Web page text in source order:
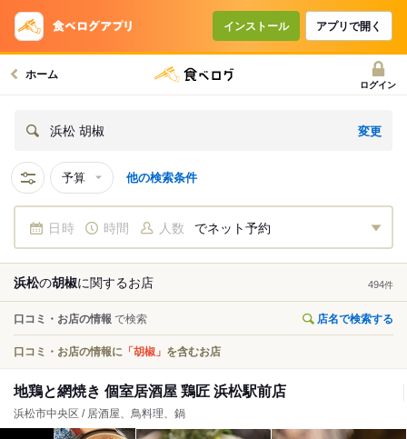
インストール アプリで開く
ホーム
ログイン
浜松 胡椒 変更
予算 他の検索条件
日時 時間 人数 でネット予約
浜松の胡椒に関するお店 494件
口コミ・お店の情報 で検索 店名で検索する
口コミ・お店の情報に 「胡椒」 を含むお店
地鶏と網焼き 個室居酒屋 鶏匠 浜松駅前店
浜松市中央区 / 居酒屋、鳥料理、鍋